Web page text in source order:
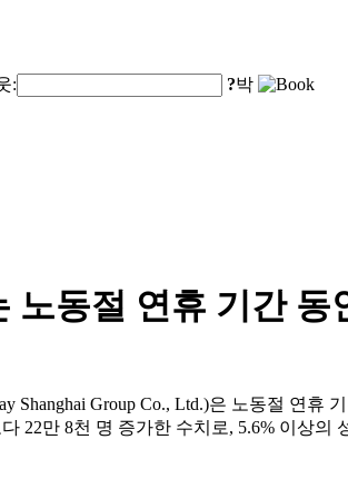
: ?박
노동절 연휴 기간
Shanghai Group Co., Ltd.)은 노동절 연
22만 8천 명 증가한 수치로, 5.6% 이상